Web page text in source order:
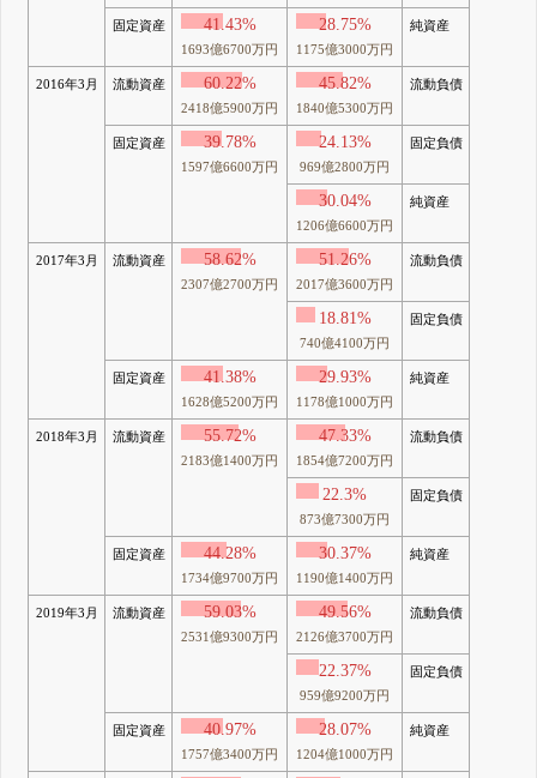
固定資産 41.43%
1693億6700万円
28.75%
1175億3000万円
純資産
2016年3月 流動資産 60.22%
2418億5900万円
45.82%
1840億5300万円
流動負債
固定資産 39.78%
1597億6600万円
24.13%
969億2800万円
固定負債
30.04%
1206億6600万円
純資産
2017年3月 流動資産 58.62%
2307億2700万円
51.26%
2017億3600万円
流動負債
18.81%
740億4100万円
固定負債
固定資産 41.38%
1628億5200万円
29.93%
1178億1000万円
純資産
2018年3月 流動資産 55.72%
2183億1400万円
47.33%
1854億7200万円
流動負債
22.3%
873億7300万円
固定負債
固定資産 44.28%
1734億9700万円
30.37%
1190億1400万円
純資産
2019年3月 流動資産 59.03%
2531億9300万円
49.56%
2126億3700万円
流動負債
22.37%
959億9200万円
固定負債
固定資産 40.97%
1757億3400万円
28.07%
1204億1000万円
純資産